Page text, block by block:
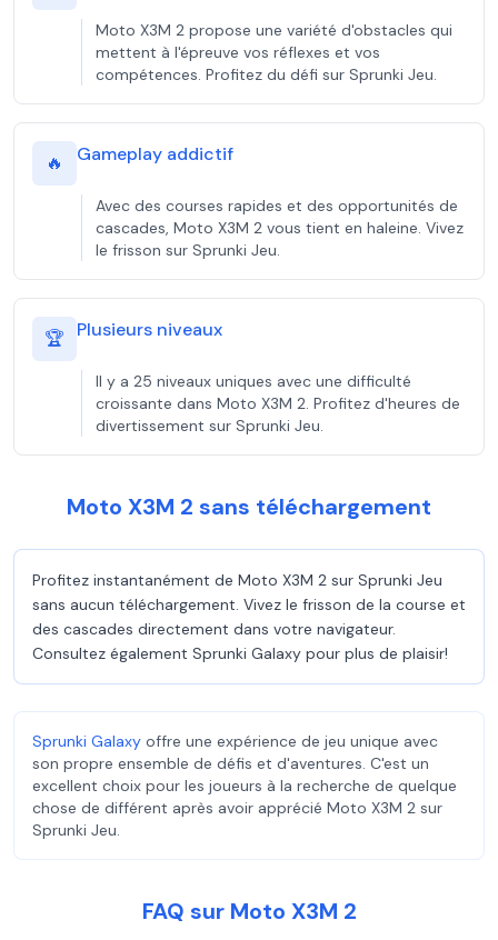
Moto X3M 2 propose une variété d'obstacles qui
mettent à l'épreuve vos réflexes et vos
compétences. Profitez du défi sur Sprunki Jeu.
🔥 Gameplay addictif
Avec des courses rapides et des opportunités de
cascades, Moto X3M 2 vous tient en haleine. Vivez
le frisson sur Sprunki Jeu.
🏆 Plusieurs niveaux
Il y a 25 niveaux uniques avec une difficulté
croissante dans Moto X3M 2. Profitez d'heures de
divertissement sur Sprunki Jeu.
Moto X3M 2 sans téléchargement
Profitez instantanément de Moto X3M 2 sur Sprunki Jeu
sans aucun téléchargement. Vivez le frisson de la course et
des cascades directement dans votre navigateur.
Consultez également Sprunki Galaxy pour plus de plaisir!
Sprunki Galaxy offre une expérience de jeu unique avec
son propre ensemble de défis et d'aventures. C'est un
excellent choix pour les joueurs à la recherche de quelque
chose de différent après avoir apprécié Moto X3M 2 sur
Sprunki Jeu.
FAQ sur Moto X3M 2